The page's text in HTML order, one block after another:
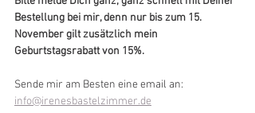
Bestellung bei mir, denn nur bis zum 15.
November gilt zusätzlich mein
Geburtstagsrabatt von 15%.
Sende mir am Besten eine email an:
info@irenesbastelzimmer.de